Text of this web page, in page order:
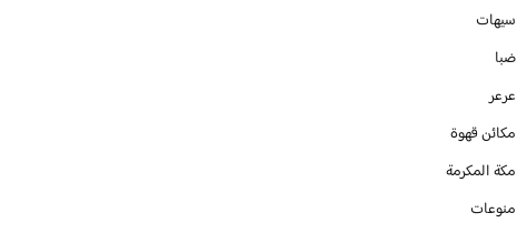
سيهات
ضبا
عرعر
مكائن قهوة
مكة المكرمة
منوعات